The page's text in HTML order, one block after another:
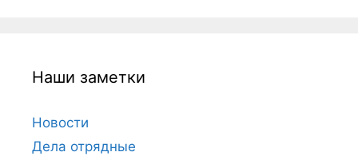
Наши заметки
Новости
Дела отрядные